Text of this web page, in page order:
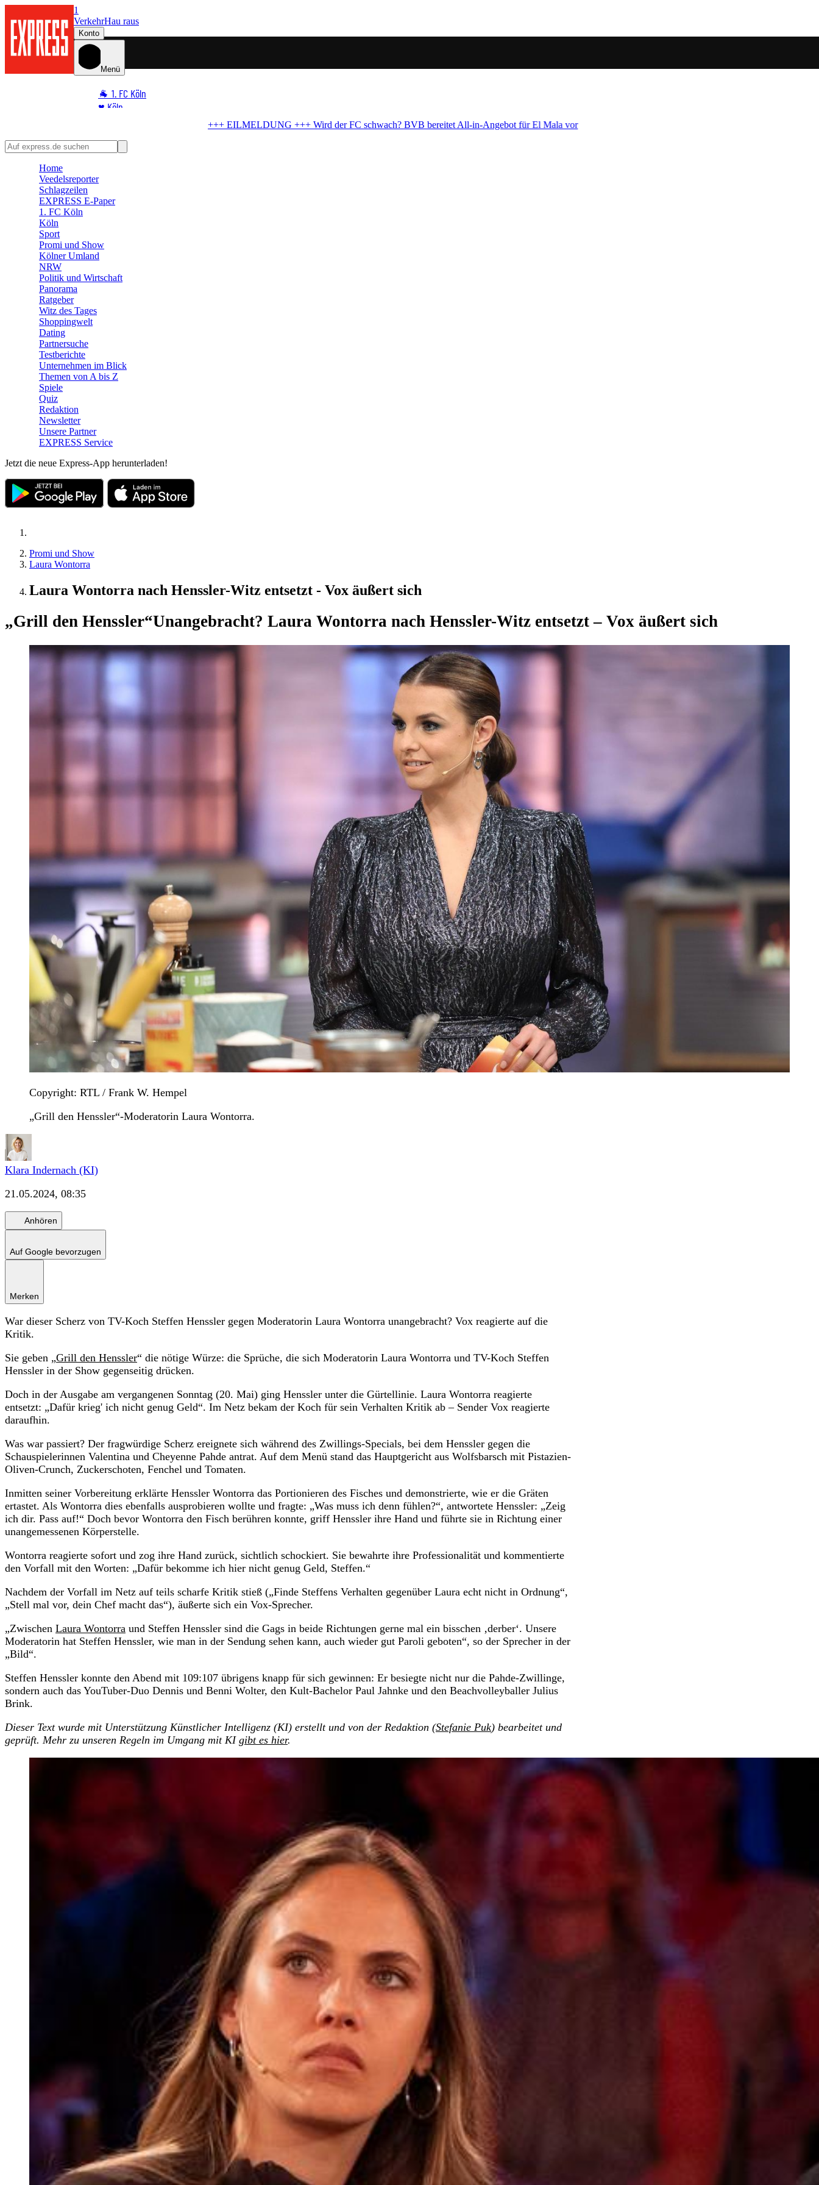
1
VerkehrHau raus
Konto
Menü
🐐 1. FC Köln
♥️ Köln
🏆 Sport
🛒 Shoppingwelt
Wird der FC schwach?BVB bereitet All-in-Angebot für El Mala vor
Home
Veedelsreporter
Schlagzeilen
EXPRESS E-Paper
1. FC Köln
Köln
Sport
Promi und Show
Kölner Umland
NRW
Politik und Wirtschaft
Panorama
Ratgeber
Witz des Tages
Shoppingwelt
Dating
Partnersuche
Testberichte
Unternehmen im Blick
Themen von A bis Z
Spiele
Quiz
Redaktion
Newsletter
Unsere Partner
EXPRESS Service
Jetzt die neue Express-App herunterladen!
Promi und Show
Laura Wontorra
Laura Wontorra nach Henssler-Witz entsetzt - Vox äußert sich
„Grill den Henssler“Unangebracht? Laura Wontorra nach Henssler-Witz entsetzt – Vox äußert sich
Copyright: RTL / Frank W. Hempel
„Grill den Henssler“-Moderatorin Laura Wontorra.
Klara Indernach (KI)
21.05.2024, 08:35
Anhören
Auf Google bevorzugen
Merken
War dieser Scherz von TV-Koch Steffen Henssler gegen Moderatorin Laura Wontorra unangebracht? Vox reagierte auf die
Kritik.
Sie geben „Grill den Henssler“ die nötige Würze: die Sprüche, die sich Moderatorin Laura Wontorra und TV-Koch Steffen
Henssler in der Show gegenseitig drücken.
Doch in der Ausgabe am vergangenen Sonntag (20. Mai) ging Henssler unter die Gürtellinie. Laura Wontorra reagierte
entsetzt: „Dafür krieg' ich nicht genug Geld“. Im Netz bekam der Koch für sein Verhalten Kritik ab – Sender Vox reagierte
daraufhin.
Was war passiert? Der fragwürdige Scherz ereignete sich während des Zwillings-Specials, bei dem Henssler gegen die
Schauspielerinnen Valentina und Cheyenne Pahde antrat. Auf dem Menü stand das Hauptgericht aus Wolfsbarsch mit Pistazien-
Oliven-Crunch, Zuckerschoten, Fenchel und Tomaten.
Inmitten seiner Vorbereitung erklärte Henssler Wontorra das Portionieren des Fisches und demonstrierte, wie er die Gräten
ertastet. Als Wontorra dies ebenfalls ausprobieren wollte und fragte: „Was muss ich denn fühlen?“, antwortete Henssler: „Zeig
ich dir. Pass auf!“ Doch bevor Wontorra den Fisch berühren konnte, griff Henssler ihre Hand und führte sie in Richtung einer
unangemessenen Körperstelle.
Wontorra reagierte sofort und zog ihre Hand zurück, sichtlich schockiert. Sie bewahrte ihre Professionalität und kommentierte
den Vorfall mit den Worten: „Dafür bekomme ich hier nicht genug Geld, Steffen.“
Nachdem der Vorfall im Netz auf teils scharfe Kritik stieß („Finde Steffens Verhalten gegenüber Laura echt nicht in Ordnung“,
„Stell mal vor, dein Chef macht das“), äußerte sich ein Vox-Sprecher.
„Zwischen Laura Wontorra und Steffen Henssler sind die Gags in beide Richtungen gerne mal ein bisschen ‚derber‘. Unsere
Moderatorin hat Steffen Henssler, wie man in der Sendung sehen kann, auch wieder gut Paroli geboten“, so der Sprecher in der
„Bild“.
Steffen Henssler konnte den Abend mit 109:107 übrigens knapp für sich gewinnen: Er besiegte nicht nur die Pahde-Zwillinge,
sondern auch das YouTuber-Duo Dennis und Benni Wolter, den Kult-Bachelor Paul Jahnke und den Beachvolleyballer Julius
Brink.
Dieser Text wurde mit Unterstützung Künstlicher Intelligenz (KI) erstellt und von der Redaktion (Stefanie Puk) bearbeitet und
geprüft. Mehr zu unseren Regeln im Umgang mit KI gibt es hier.